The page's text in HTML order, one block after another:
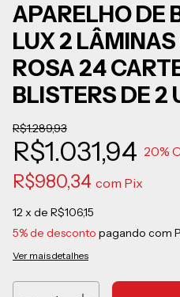
APARELHO DE
LUX 2
ROSA 24
BLISTERS DE 2
R$1.289,93
R$1.031,94 20%
R$980,34 com Pix
12x de R$106,15
5% de desconto pagando com
Ver mais detalhes